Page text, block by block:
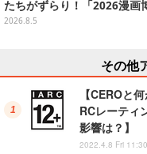
たちがずらり！「2026漫画
会」美麗コンパニオンまとめ
2026.8.5
その他
【CEROと
RCレーティ
影響は？】
2022.4.8 Fri 11:30